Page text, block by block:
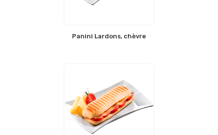
Panini Lardons, chèvre